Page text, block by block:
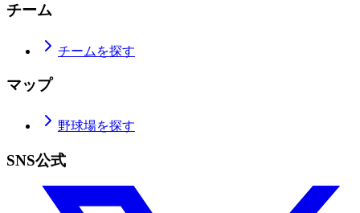
チーム
チームを探す
マップ
野球場を探す
SNS公式